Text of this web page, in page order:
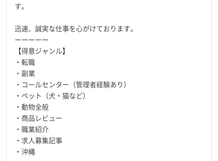
す。
迅速、誠実な仕事を心がけております。
ーーーーー
【得意ジャンル】
・転職
・副業
・コールセンター（管理者経験あり）
・ペット（犬・猫など）
・動物全般
・商品レビュー
・職業紹介
・求人募集記事
・沖縄